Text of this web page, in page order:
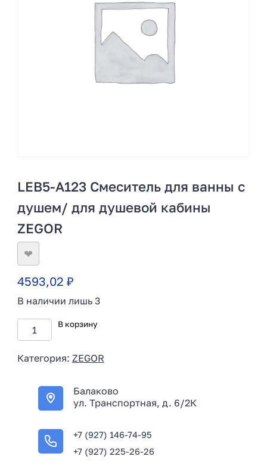
LEB5-A123 Смеситель для ванны с
душем/ для душевой кабины
ZEGOR
❤
4593,02 ₽
В наличии лишь 3
В корзину
Категория: ZEGOR
Балаково
ул. Транспортная, д. 6/2К
+7 (927) 146-74-95
+7 (927) 225-26-26